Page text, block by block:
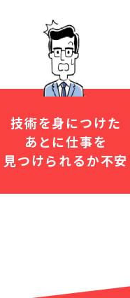
技術を身につけた
あとに仕事を
見つけられるか不安